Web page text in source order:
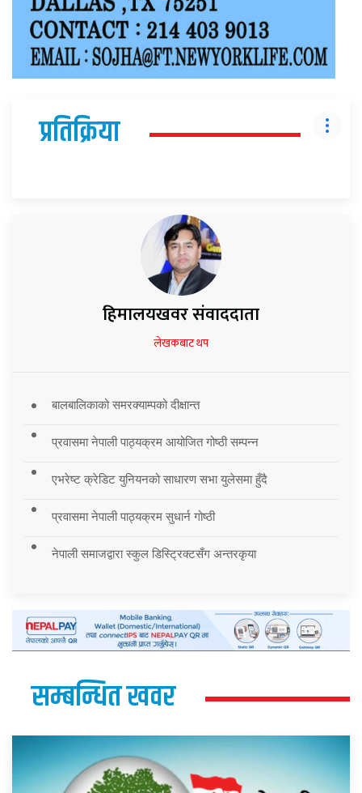
प्रतिक्रिया
हिमालयखवर संवाददाता
लेखकबाट थप
बालबालिकाको समरक्याम्पको दीक्षान्त
प्रवासमा नेपाली पाठ्यक्रम आयोजित गोष्ठी सम्पन्न
एभरेष्ट क्रेडिट युनियनको साधारण सभा युलेसमा हुँदै
प्रवासमा नेपाली पाठ्यक्रम सुधार्न गोष्ठी
नेपाली समाजद्वारा स्कुल डिस्ट्रिक्टसँग अन्तरकृया
सम्बन्धित खवर